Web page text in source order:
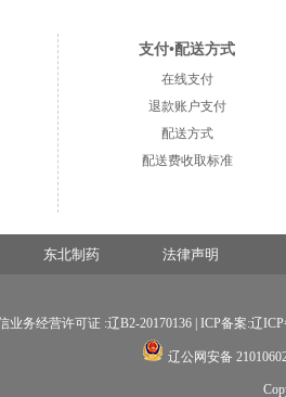
支付•配送方式
在线支付
退款账户支付
配送方式
配送费收取标准
东北制药 法律声明
业务经营许可证 :辽B2-20170136 | ICP备案:辽
辽公网安备